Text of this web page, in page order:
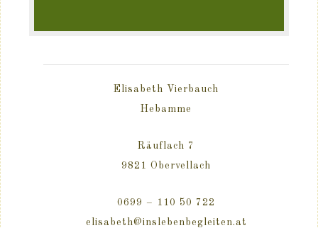
Elisabeth Vierbauch
Hebamme
Räuflach 7
9821 Obervellach
0699 – 110 50 722
elisabeth@inslebenbegleiten.at